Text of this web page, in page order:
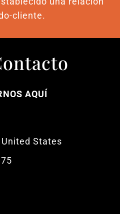
cliente.
AQUÍ
States